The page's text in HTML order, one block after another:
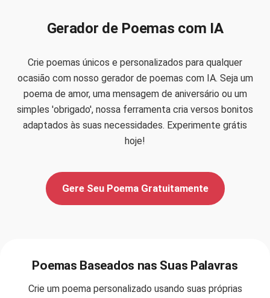
Gerador de Poemas com IA
Crie poemas únicos e personalizados para qualquer
ocasião com nosso gerador de poemas com IA. Seja um
poema de amor, uma mensagem de aniversário ou um
simples 'obrigado', nossa ferramenta cria versos bonitos
adaptados às suas necessidades. Experimente grátis
hoje!
Gere Seu Poema Gratuitamente
Poemas Baseados nas Suas Palavras
Crie um poema personalizado usando suas próprias